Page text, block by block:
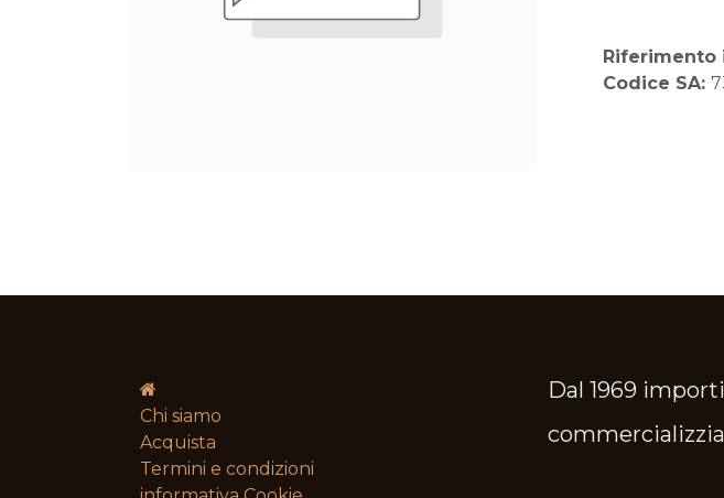
Riferimento
Codice SA:
Chi siamo
Acquista
Termini e condizioni​
Dal 1969